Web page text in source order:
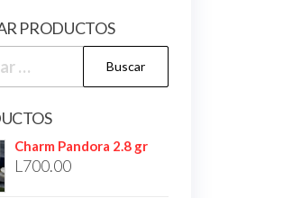
PRODUCTOS
Charm Pandora 2.8 gr
L 700.00